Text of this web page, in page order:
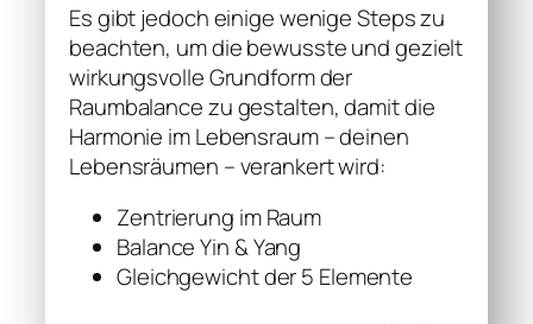
Es gibt jedoch einige wenige Steps zu
beachten, um die bewusste und gezielt
wirkungsvolle Grundform der
Raumbalance zu gestalten, damit die
Harmonie im Lebensraum – deinen
Lebensräumen – verankert wird:
Zentrierung im Raum
Balance Yin & Yang
Gleichgewicht der 5 Elemente